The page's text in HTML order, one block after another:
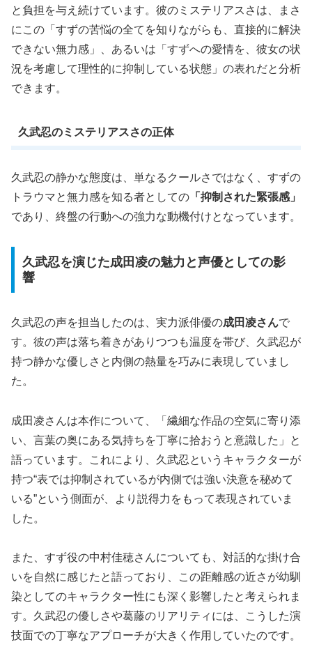
と負担を与え続けています。彼のミステリアスさは、まさ
にこの 「すずの苦悩の全てを知りながらも、直接的に解決
できない無力感」
、あるいは「すずへの愛情を、彼女の状
況を考慮して理性的に抑制している状態」の表れだと分析
できます。
久武忍のミステリアスさの正体
久武忍の静かな態度は、単なるクールさではなく、すずの
トラウマと無力感を知る者としての 「抑制された緊張感」
であり、終盤の行動への強力な動機付けとなっています。
久武忍を演じた成田凌の魅力と声優としての影
響
久武忍の声を担当したのは、実力派俳優の成田凌さんで
す。彼の声は落ち着きがありつつも温度を帯び、久武忍が
持つ静かな優しさと内側の熱量を巧みに表現していまし
た。
成田凌さんは本作について、「繊細な作品の空気に寄り添
い、言葉の奥にある気持ちを丁寧に拾おうと意識した」と
語っています。これにより、久武忍というキャラクターが
持つ“表では抑制されているが内側では強い決意を秘めて
いる”という側面が、より説得力をもって表現されていま
した。
また、すず役の中村佳穂さんについても、対話的な掛け合
いを自然に感じたと語っており、この距離感の近さが幼馴
染としてのキャラクター性にも深く影響したと考えられま
す。久武忍の優しさや葛藤のリアリティには、こうした演
技面での丁寧なアプローチが大きく作用していたのです。